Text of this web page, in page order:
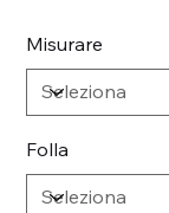
Misurare
Folla